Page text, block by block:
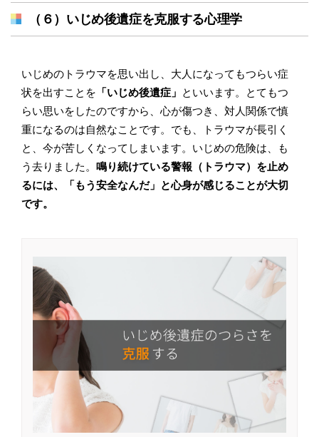
（６）いじめ後遺症を克服する心理学
いじめのトラウマを思い出し、大人になってもつらい症
状を出すことを 「いじめ後遺症」 といいます。とてもつ
らい思いをしたのですから、心が傷つき、対人関係で慎
重になるのは自然なことです。でも、トラウマが長引く
と、今が苦しくなってしまいます。いじめの危険は、も
う去りました。 鳴り続けている警報（トラウマ）を止め
るには、「もう安全なんだ」と心身が感じることが大切
です。